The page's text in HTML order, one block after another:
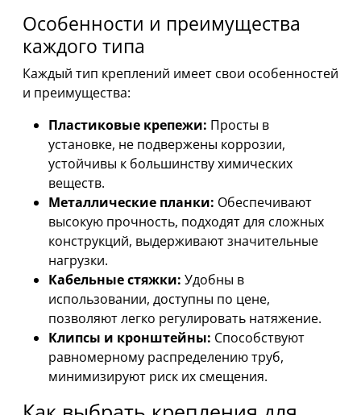
Особенности и преимущества
каждого типа
Каждый тип креплений имеет свои особенностей
и преимущества:
Пластиковые крепежи: Просты в
установке, не подвержены коррозии,
устойчивы к большинству химических
веществ.
Металлические планки: Обеспечивают
высокую прочность, подходят для сложных
конструкций, выдерживают значительные
нагрузки.
Кабельные стяжки: Удобны в
использовании, доступны по цене,
позволяют легко регулировать натяжение.
Клипсы и кронштейны: Способствуют
равномерному распределению труб,
минимизируют риск их смещения.